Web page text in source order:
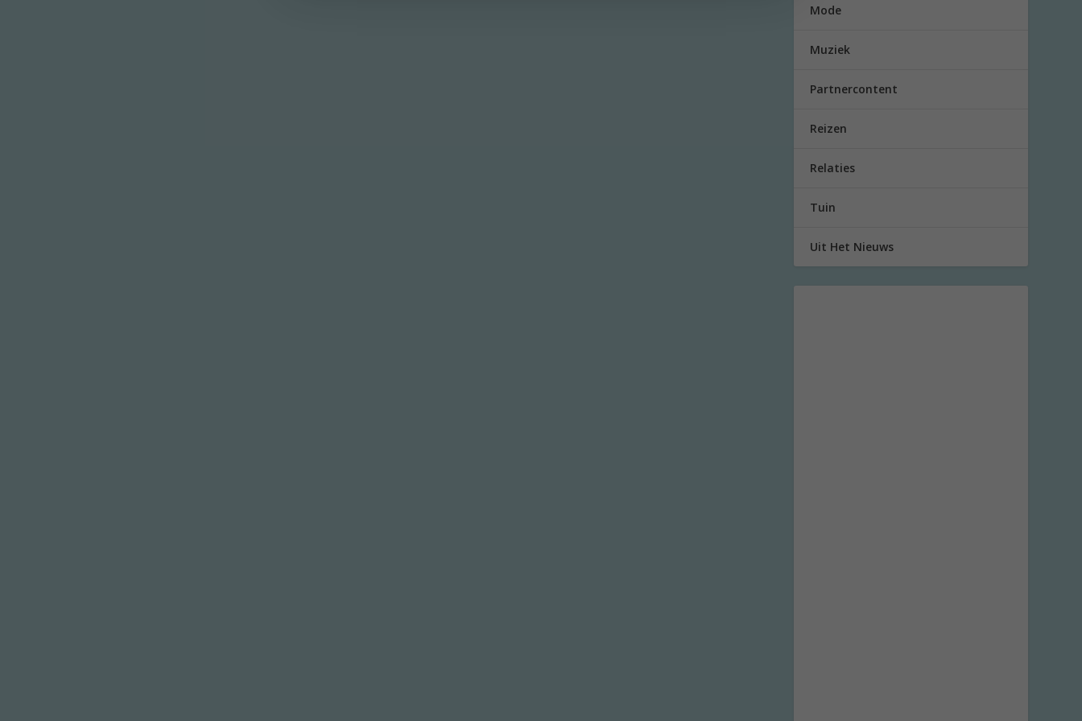
Mode
Muziek
Partnercontent
Reizen
Relaties
Tuin
Uit Het Nieuws